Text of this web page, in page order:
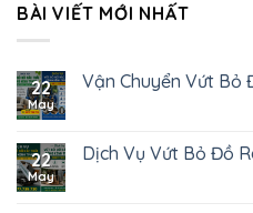
BÀI VIẾT MỚI NHẤT
22
May
Vận Chuyển Vứt Bỏ
22
May
Dịch Vụ Vứt Bỏ Đồ